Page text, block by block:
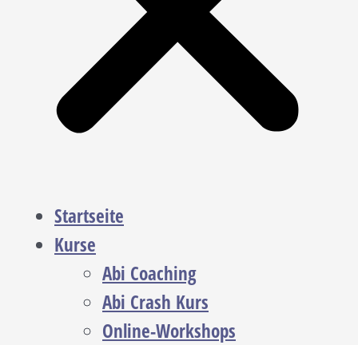
Startseite
Kurse
Abi Coaching
Abi Crash Kurs
Online-Workshops